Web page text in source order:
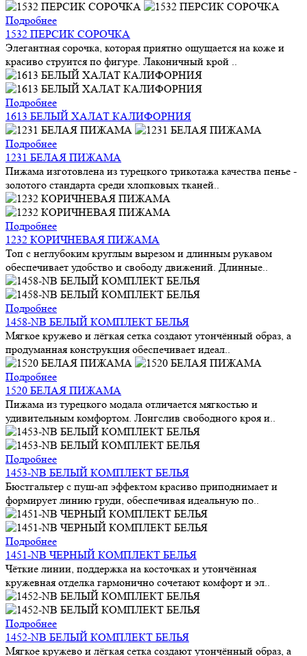
Подробнее
1532 ПЕРСИК СОРОЧКА
Элегантная сорочка, которая приятно ощущается на коже и
красиво струится по фигуре. Лаконичный крой ..
Подробнее
1613 БЕЛЫЙ ХАЛАТ КАЛИФОРНИЯ
Подробнее
1231 БЕЛАЯ ПИЖАМА
Пижама изготовлена из турецкого трикотажа качества пенье -
золотого стандарта среди хлопковых тканей..
Подробнее
1232 КОРИЧНЕВАЯ ПИЖАМА
Топ с неглубоким круглым вырезом и длинным рукавом
обеспечивает удобство и свободу движений. Длинные..
Подробнее
1458-NB БЕЛЫЙ КОМПЛЕКТ БЕЛЬЯ
Мягкое кружево и лёгкая сетка создают утончённый образ, а
продуманная конструкция обеспечивает идеал..
Подробнее
1520 БЕЛАЯ ПИЖАМА
Пижама из турецкого модала отличается мягкостью и
удивительным комфортом. Лонгслив свободного кроя и..
Подробнее
1453-NB БЕЛЫЙ КОМПЛЕКТ БЕЛЬЯ
Бюстгальтер с пуш-ап эффектом красиво приподнимает и
формирует линию груди, обеспечивая идеальную по..
Подробнее
1451-NB ЧЕРНЫЙ КОМПЛЕКТ БЕЛЬЯ
Чёткие линии, поддержка на косточках и утончённая
кружевная отделка гармонично сочетают комфорт и эл..
Подробнее
1452-NB БЕЛЫЙ КОМПЛЕКТ БЕЛЬЯ
Мягкое кружево и лёгкая сетка создают утончённый образ, а